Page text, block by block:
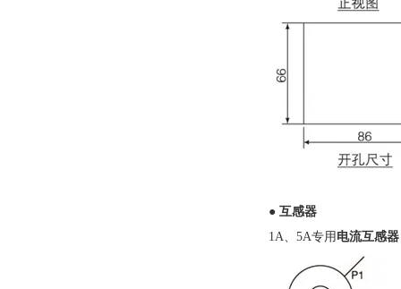
● 互感器
1A、5A专用 电流互感器